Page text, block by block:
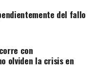
del fallo
con
olviden la crisis en